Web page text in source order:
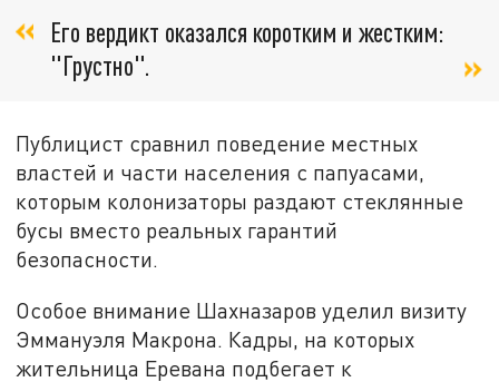
Его вердикт оказался коротким и жестким:
"Грустно".
Публицист сравнил поведение местных
властей и части населения с папуасами,
которым колонизаторы раздают стеклянные
бусы вместо реальных гарантий
безопасности.
Особое внимание Шахназаров уделил визиту
Эммануэля Макрона. Кадры, на которых
жительница Еревана подбегает к